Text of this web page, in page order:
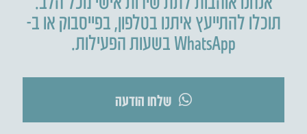
תוכלו להתייעץ איתנו בטלפון,בפייסבוק או ב-
WhatsApp בשעות הפעילות.
שלחו הודעה